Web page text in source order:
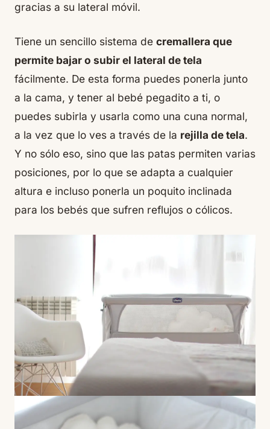
gracias a su lateral móvil.
Tiene un sencillo sistema de cremallera que
permite bajar o subir el lateral de tela
fácilmente. De esta forma puedes ponerla junto
a la cama, y tener al bebé pegadito a ti, o
puedes subirla y usarla como una cuna normal,
a la vez que lo ves a través de la rejilla de tela.
Y no sólo eso, sino que las patas permiten varias
posiciones, por lo que se adapta a cualquier
altura e incluso ponerla un poquito inclinada
para los bebés que sufren reflujos o cólicos.